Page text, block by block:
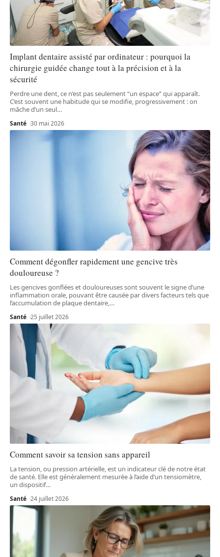
Implant dentaire assisté par ordinateur : pourquoi la
chirurgie guidée change tout à la précision et à la
sécurité
Perdre une dent, ce n’est pas seulement “un espace” qui apparaît.
C’est souvent une habitude qui se modifie, progressivement : on
mâche d’un seul…
Santé 30 mai 2026
Comment dégonfler rapidement une gencive très
douloureuse ?
Les gencives gonflées et douloureuses sont souvent le signe d’une
inflammation orale, pouvant être causée par divers facteurs tels que
l’accumulation de plaque dentaire, …
Santé 25 juillet 2026
Comment savoir sa tension sans appareil
La tension, ou pression artérielle, est un indicateur clé de notre état
de santé. Elle est généralement mesurée à l’aide d’un tensiomètre,
un dispositif…
Santé 24 juillet 2026